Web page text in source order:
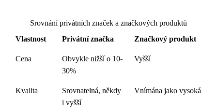
Srovnání privátních značek a značkových produktů
Vlastnost
Privátní značka Značkový produkt
Cena
Obvykle nižší o 10-
30%
Vyšší
Kvalita
Srovnatelná, někdy
i vyšší
Vnímána jako vysoká